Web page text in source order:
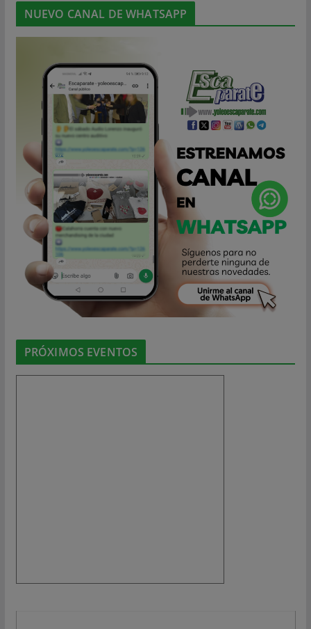
NUEVO CANAL DE WHATSAPP
PRÓXIMOS EVENTOS